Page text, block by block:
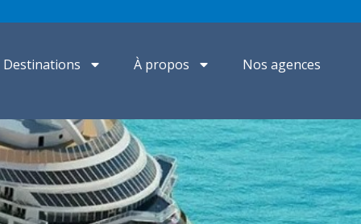
Destinations À propos Nos agences